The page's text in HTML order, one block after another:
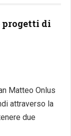
progetti di
Matteo Onlus
attraverso la
due